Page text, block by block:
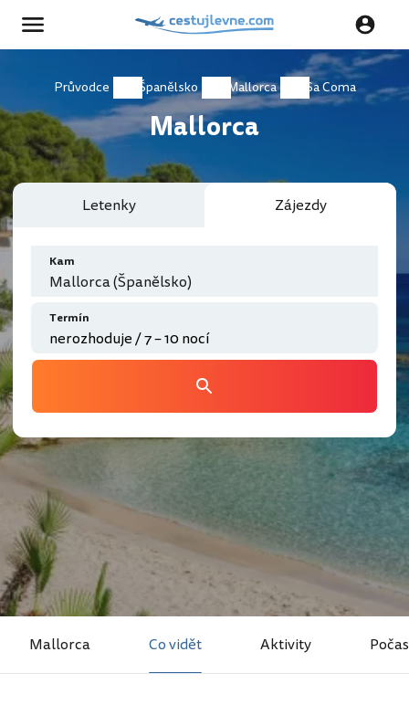
Průvodce Španělsko Mallorca Sa Coma
Mallorca
Letenky Zájezdy
Kam
Mallorca (Španělsko)
Termín
Mallorca Co vidět Aktivity